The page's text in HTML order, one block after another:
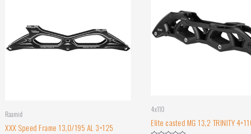
Raamid
XXX Speed Frame 13,0/195 AL 3×125
4x110
Elite casted MG 13,2 TRINITY